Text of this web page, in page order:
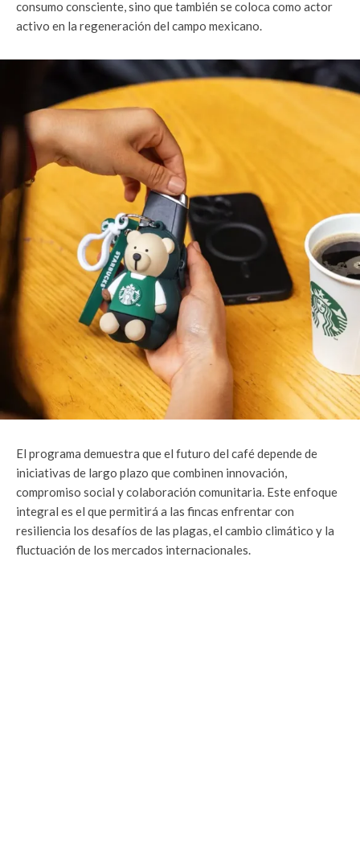
consumo consciente, sino que también se coloca como actor
activo en la regeneración del campo mexicano.
El programa demuestra que el futuro del café depende de
iniciativas de largo plazo que combinen innovación,
compromiso social y colaboración comunitaria. Este enfoque
integral es el que permitirá a las fincas enfrentar con
resiliencia los desafíos de las plagas, el cambio climático y la
fluctuación de los mercados internacionales.